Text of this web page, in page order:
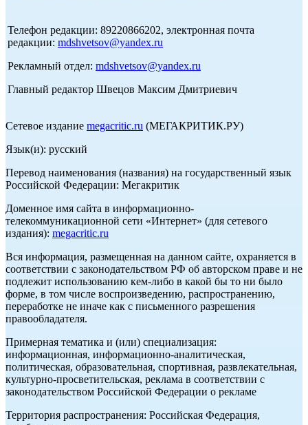
Телефон редакции: 89220866202, электронная почта
редакции: mdshvetsov@yandex.ru
Рекламный отдел: mdshvetsov@yandex.ru
Главный редактор Швецов Максим Дмитриевич
Сетевое издание megacritic.ru (МЕГАКРИТИК.РУ)
Язык(и): русский
Перевод наименования (названия) на государственный язык
Российской Федерации: Мегакритик
Доменное имя сайта в информационно-
телекоммуникационной сети «Интернет» (для сетевого
издания): megacritic.ru
Вся информация, размещенная на данном сайте, охраняется в
соответствии с законодательством РФ об авторском праве и не
подлежит использованию кем-либо в какой бы то ни было
форме, в том числе воспроизведению, распространению,
переработке не иначе как с письменного разрешения
правообладателя.
Примерная тематика и (или) специализация:
информационная, информационно-аналитическая,
политическая, образовательная, спортивная, развлекательная,
культурно-просветительская, реклама в соответствии с
законодательством Российской Федерации о рекламе
Территория распространения: Российская Федерация,